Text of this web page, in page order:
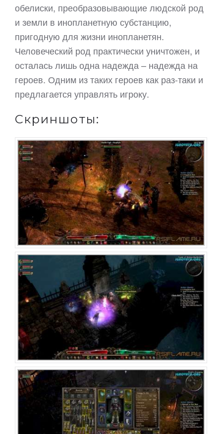
обелиски, преобразовывающие людской род
и земли в инопланетную субстанцию,
пригодную для жизни инопланетян.
Человеческий род практически уничтожен, и
осталась лишь одна надежда – надежда на
героев. Одним из таких героев как раз-таки и
предлагается управлять игроку.
Скриншоты: